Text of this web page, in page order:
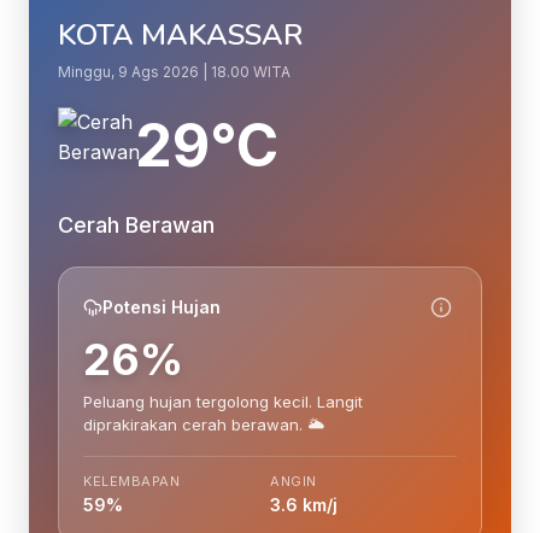
KOTA MAKASSAR
Minggu, 9 Ags 2026 | 18.00 WITA
29°C
Cerah Berawan
Potensi Hujan
26%
Peluang hujan tergolong kecil. Langit
diprakirakan cerah berawan. 🌥️
KELEMBAPAN
59%
ANGIN
3.6 km/j